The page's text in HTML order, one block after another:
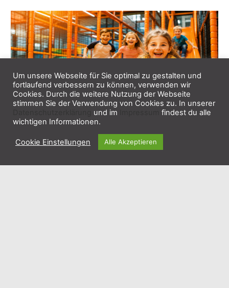
Kasse + Buchung im Indoorspielplatz
Um unsere Webseite für Sie optimal zu gestalten und
fortlaufend verbessern zu können, verwenden wir
Cookies. Durch die weitere Nutzung der Webseite
stimmen Sie der Verwendung von Cookies zu. In unserer
und im
findest du alle
wichtigen Informationen.
Cookie Einstellungen Alle Akzeptieren